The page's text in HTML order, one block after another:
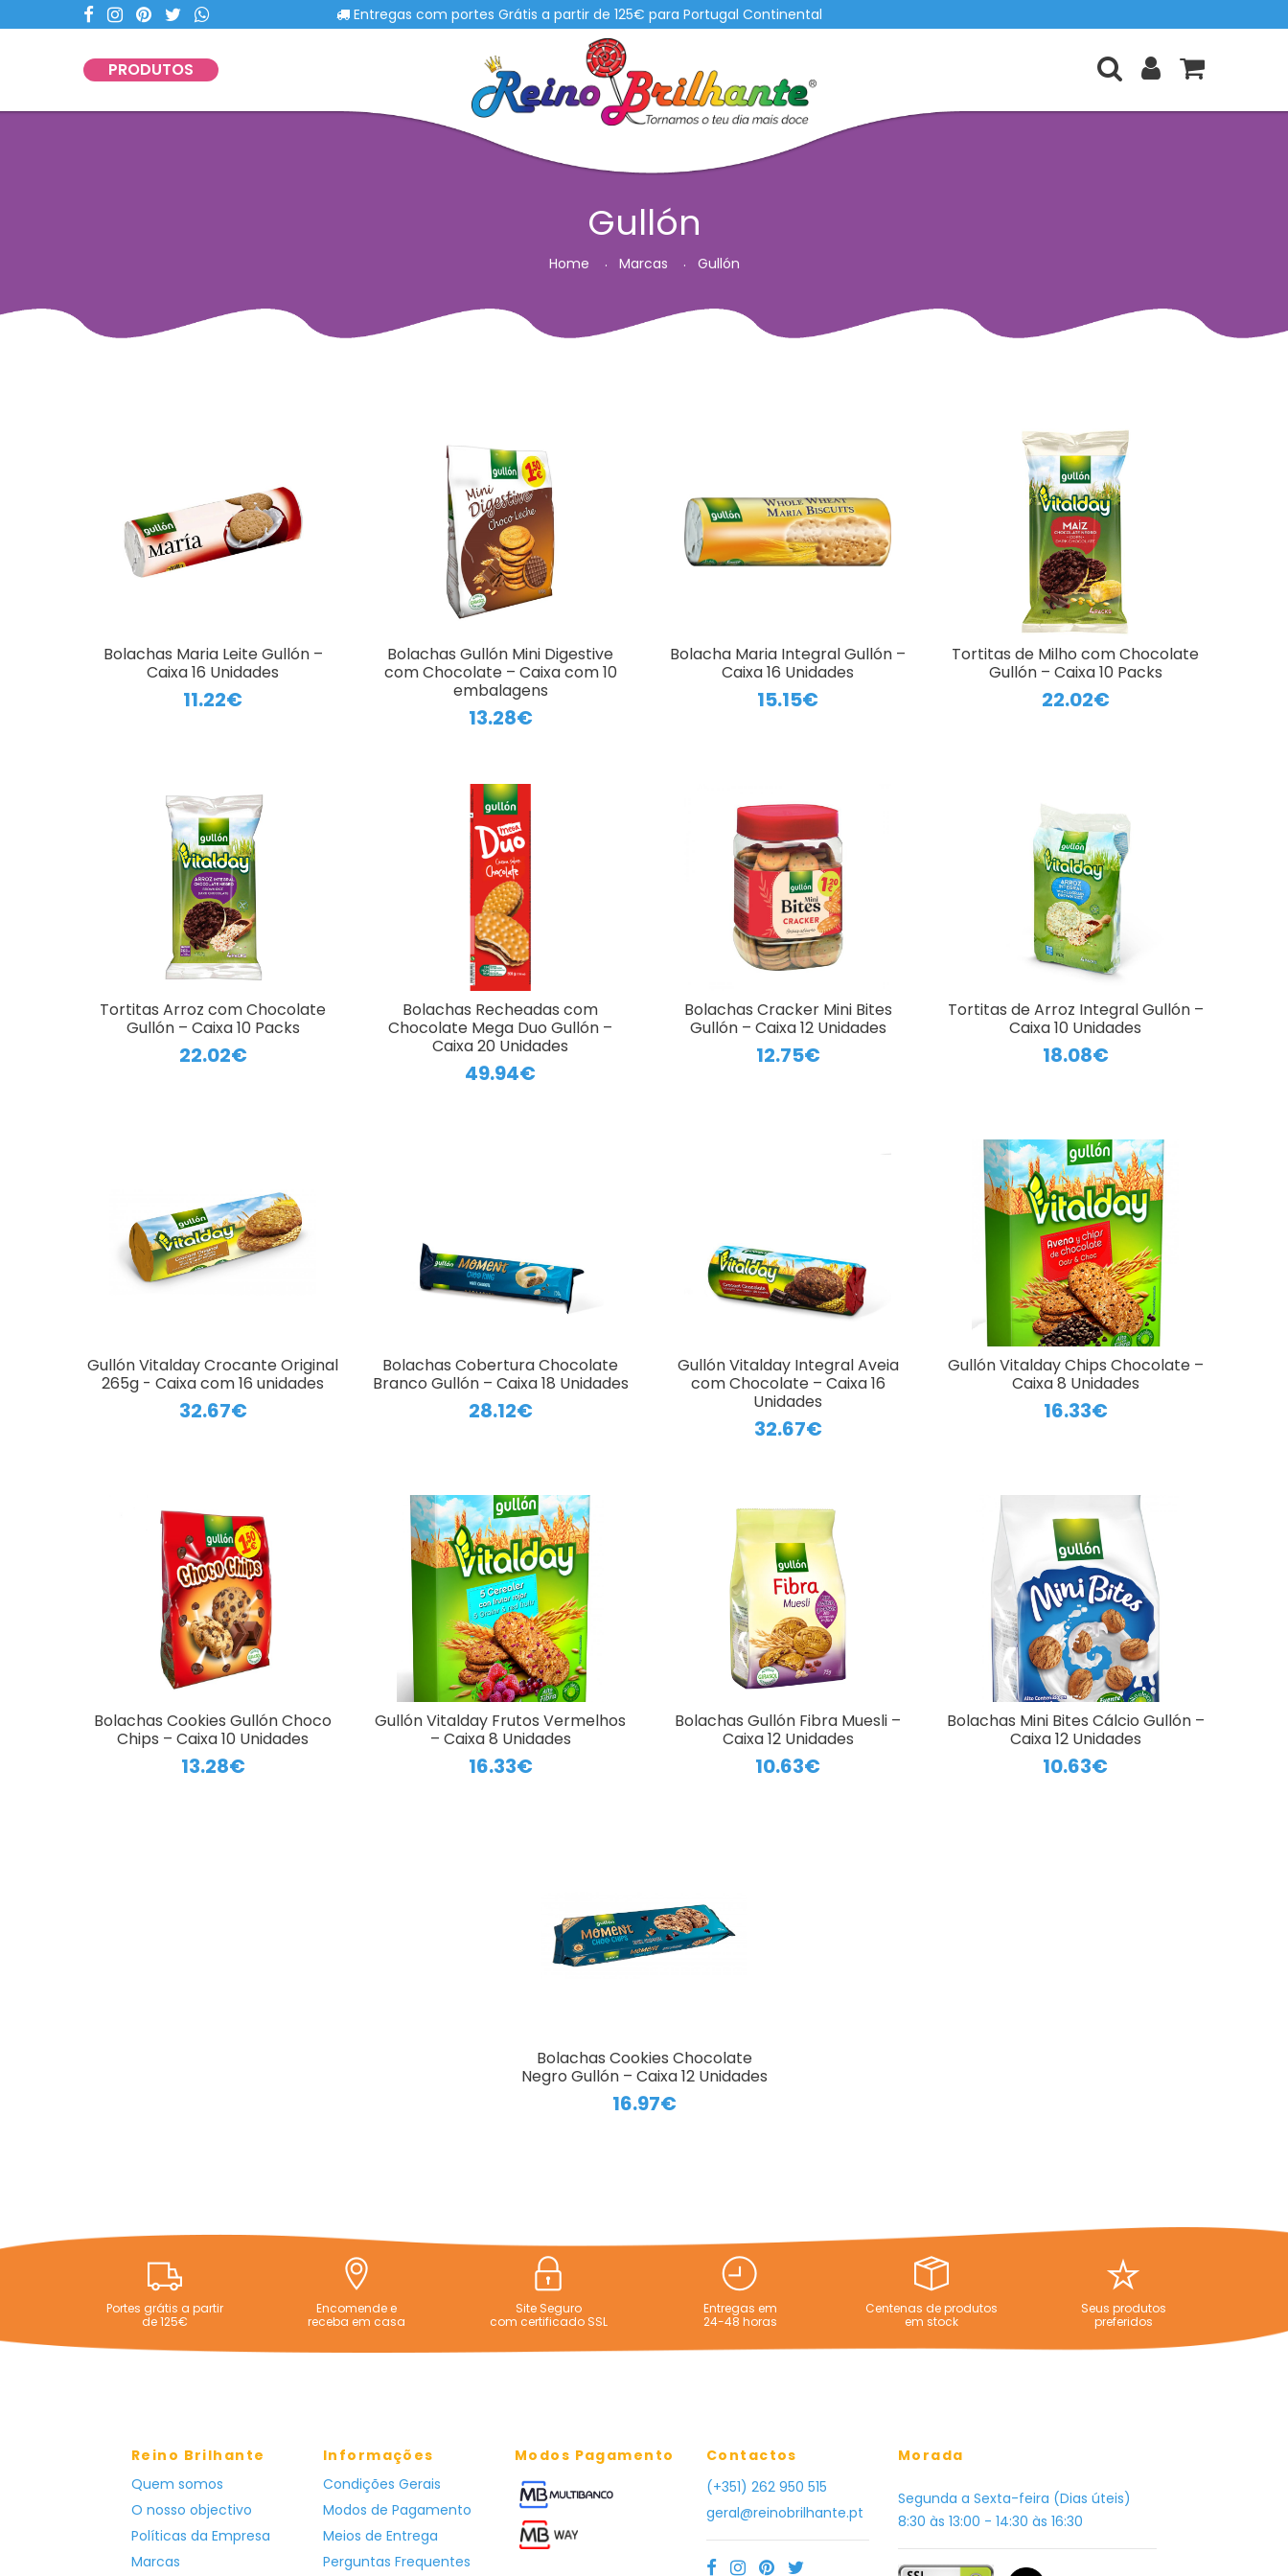
Entregas com portes Grátis a partir de 125€ para Portugal Continental
PRODUTOS
Gullón
Home Marcas Gullón
Bolachas Maria Leite Gullón –
Caixa 16 Unidades
11.22€
Bolachas Gullón Mini Digestive
com Chocolate – Caixa com 10
embalagens
13.28€
Bolacha Maria Integral Gullón –
Caixa 16 Unidades
15.15€
Tortitas de Milho com Chocolate
Gullón – Caixa 10 Packs
22.02€
Tortitas Arroz com Chocolate
Gullón – Caixa 10 Packs
22.02€
Bolachas Recheadas com
Chocolate Mega Duo Gullón –
Caixa 20 Unidades
49.94€
Bolachas Cracker Mini Bites
Gullón – Caixa 12 Unidades
12.75€
Tortitas de Arroz Integral Gullón –
Caixa 10 Unidades
18.08€
Gullón Vitalday Crocante Original
265g - Caixa com 16 unidades
32.67€
Bolachas Cobertura Chocolate
Branco Gullón – Caixa 18 Unidades
28.12€
Gullón Vitalday Integral Aveia
com Chocolate – Caixa 16
Unidades
32.67€
Gullón Vitalday Chips Chocolate –
Caixa 8 Unidades
16.33€
Bolachas Cookies Gullón Choco
Chips – Caixa 10 Unidades
13.28€
Gullón Vitalday Frutos Vermelhos
– Caixa 8 Unidades
16.33€
Bolachas Gullón Fibra Muesli –
Caixa 12 Unidades
10.63€
Bolachas Mini Bites Cálcio Gullón –
Caixa 12 Unidades
10.63€
Bolachas Cookies Chocolate
Negro Gullón – Caixa 12 Unidades
16.97€
Portes grátis a partir
de 125€
Encomende e
receba em casa
Site Seguro
com certificado SSL
Entregas em
24-48 horas
Centenas de produtos
em stock
Seus produtos
preferidos
Reino Brilhante
Quem somos
O nosso objectivo
Políticas da Empresa
Marcas
Informações
Condições Gerais
Modos de Pagamento
Meios de Entrega
Perguntas Frequentes
Modos Pagamento
Contactos
(+351) 262 950 515
geral@reinobrilhante.pt
Morada
Segunda a Sexta-feira (Dias úteis)
8:30 às 13:00 - 14:30 às 16:30